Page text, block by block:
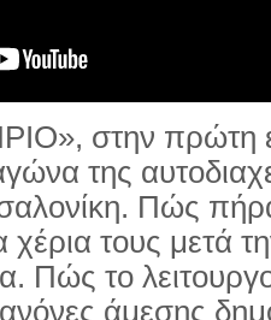
στην πρώτη
της
Πώς
χέρια τους μετά
Πώς το
άμεσης